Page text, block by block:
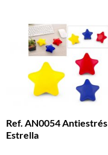
Ref. AN0054 Antiestrés
Estrella